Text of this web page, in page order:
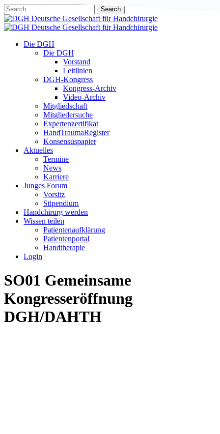
Skip
to
main
Search
Close
Search
Menu
Die DGH
Die DGH
Vorstand
Leitlinien
DGH-Kongress
Kongress-Archiv
Video-Archiv
Mitgliedschaft
Mitgliedersuche
Expertenzertifikat
HandTraumaRegister
Konsensuspapier
Aktuelles
Termine
News
Karriere
Junges Forum
Vorsitz
Stipendium
Handchirurg werden
Wissen teilen
Patientenaufklärung
Patientenportal
Handtherapie
Login
SO01 Gemeinsame
Kongresseröffnung
DGH/DAHTH